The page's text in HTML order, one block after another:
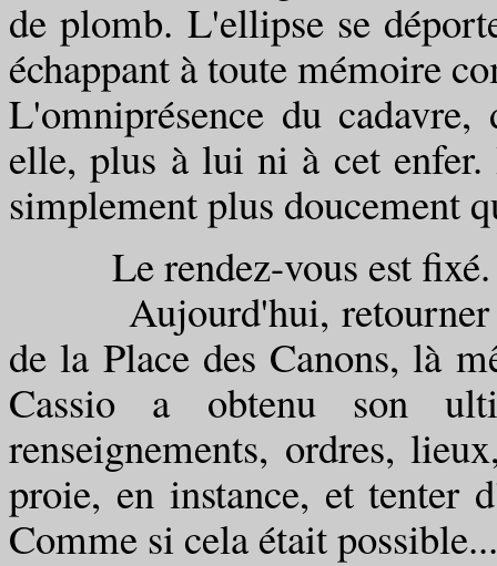
de plomb. L'ellipse se
échappant à toute mémoire
L'omniprésence du
elle, plus à lui ni à cet
simplement plus doucement
Le rendez-vous est fixé.
Aujourd'hui, retourner
de la Place des Canons, là
Cassio a obtenu son
renseignements, ordres,
proie, en instance, et
Comme si cela était possible...